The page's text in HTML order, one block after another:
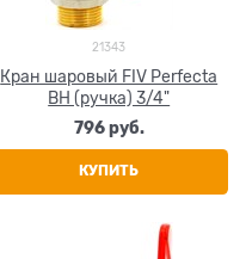
21343
Кран шаровый FIV Perfecta
ВН (ручка) 3/4"
796 руб.
КУПИТЬ